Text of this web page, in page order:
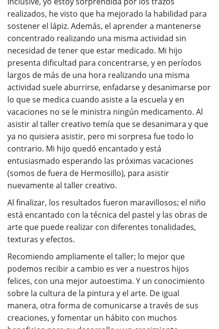
realizados, he visto que ha mejorado la habilidad para
sostener el lápiz. Además, el aprender a mantenerse
concentrado realizando una misma actividad sin
necesidad de tener que estar medicado. Mi hijo
presenta dificultad para concentrarse, y en períodos
largos de más de una hora realizando una misma
actividad suele aburrirse, enfadarse y desanimarse por
lo que se medica cuando asiste a la escuela y en
vacaciones no se le ministra ningún medicamento. Al
asistir al taller creativo temía que se desanimara y que
ya no quisiera asistir, pero mi sorpresa fue todo lo
contrario. Mi hijo quedó encantado y está
entusiasmado esperando las próximas vacaciones
(somos de fuera de Hermosillo), para asistir
nuevamente al taller creativo.
Al finalizar, los resultados fueron maravillosos; el niño
está encantado con la técnica del pastel y las obras de
arte que puede realizar con diferentes tonalidades,
texturas y efectos.
Recomiendo ampliamente el taller; lo mejor que
podemos recibir a cambio es ver a nuestros hijos
felices, con una mejor autoestima. Y un conocimiento
sobre la cultura de la pintura y el arte. De igual
manera, otra forma de comunicarse a través de sus
creaciones, y fomentar un hábito con muchos